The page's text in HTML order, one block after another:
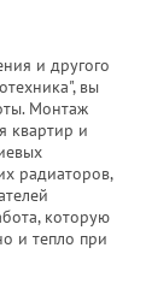
и другого
вы
Монтаж
квартир и
радиаторов,
которую
и тепло при